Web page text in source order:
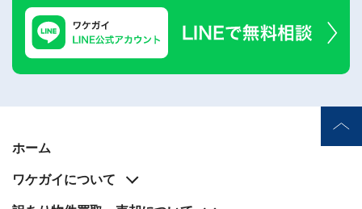
ホーム
ワケガイについて